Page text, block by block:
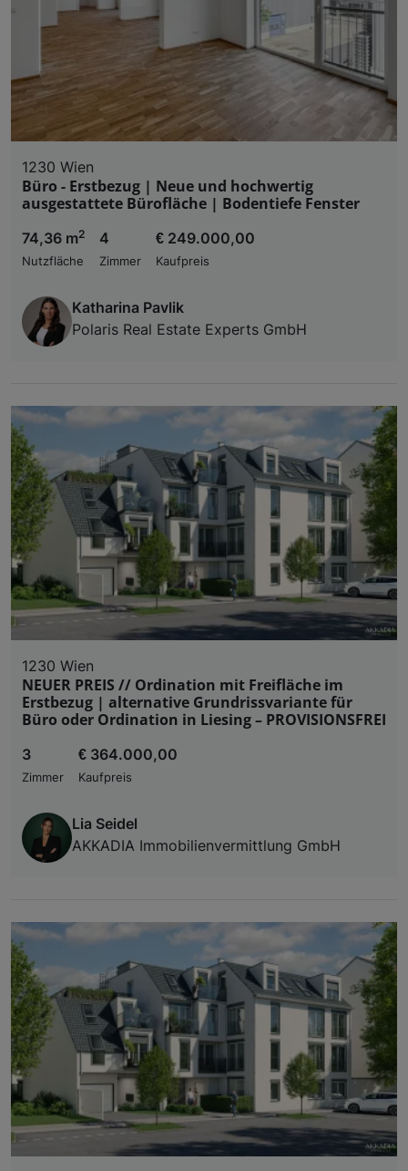
1230 Wien
Büro - Erstbezug | Neue und hochwertig
ausgestattete Bürofläche | Bodentiefe Fenster
74,36 m2
Nutzfläche
4
Zimmer
€ 249.000,00
Kaufpreis
Katharina Pavlik
Polaris Real Estate Experts GmbH
1230 Wien
NEUER PREIS // Ordination mit Freifläche im
Erstbezug | alternative Grundrissvariante für
Büro oder Ordination in Liesing – PROVISIONSFREI
3
Zimmer
€ 364.000,00
Kaufpreis
Lia Seidel
AKKADIA Immobilienvermittlung GmbH